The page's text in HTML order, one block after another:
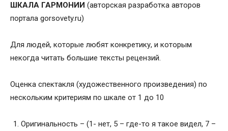
ШКАЛА ГАРМОНИИ (авторская разработка авторов
портала gorsovety.ru)
Для людей, которые любят конкретику, и которым
некогда читать большие тексты рецензий.
Оценка спектакля (художественного произведения) по
нескольким критериям по шкале от 1 до 10
Оригинальность – (1- нет, 5 – где-то я такое видел, 7 –